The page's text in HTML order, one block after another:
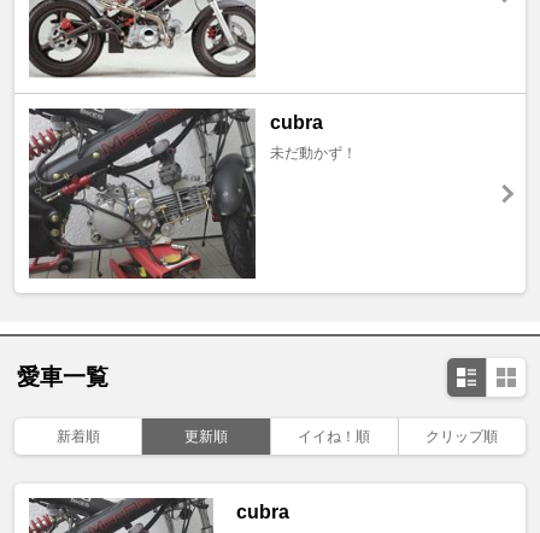
cubra
未だ動かず！
愛車一覧
新着順 更新順 イイね！順 クリップ順
cubra